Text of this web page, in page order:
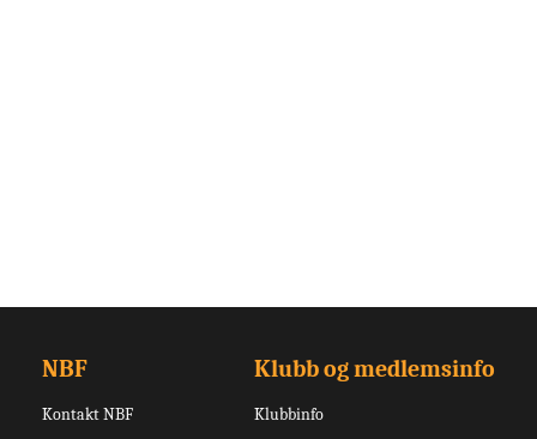
NBF
Kontakt NBF
Klubb og medlemsinfo
Klubbinfo